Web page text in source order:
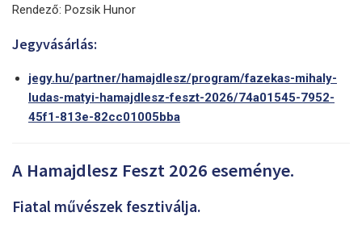
Rendező: Pozsik Hunor
Jegyvásárlás:
jegy.hu/partner/hamajdlesz/program/fazekas-mihaly-
ludas-matyi-hamajdlesz-feszt-2026/74a01545-7952-
45f1-813e-82cc01005bba
A Hamajdlesz Feszt 2026 eseménye.
Fiatal művészek fesztiválja.